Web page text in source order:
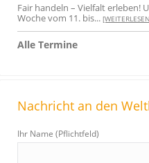
Fair handeln – Vielfalt erleben!
Woche vom 11. bis...
Alle Termine
Nachricht an den
Ihr Name (Pflichtfeld)